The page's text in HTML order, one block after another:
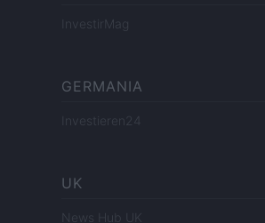
InvestirMag
GERMANIA
Investieren24
UK
News Hub UK